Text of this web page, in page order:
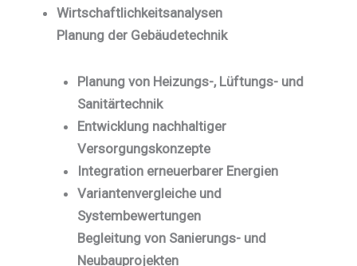
Wirtschaftlichkeitsanalysen
Planung der Gebäudetechnik
Planung von Heizungs-, Lüftungs- und
Sanitärtechnik
Entwicklung nachhaltiger
Versorgungskonzepte
Integration erneuerbarer Energien
Variantenvergleiche und
Systembewertungen
Begleitung von Sanierungs- und
Neubauprojekten